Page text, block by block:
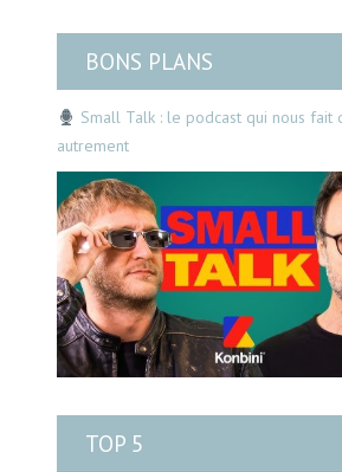
BONS PLANS
Small Talk : le podcast qui nous
autrement
TOP 5